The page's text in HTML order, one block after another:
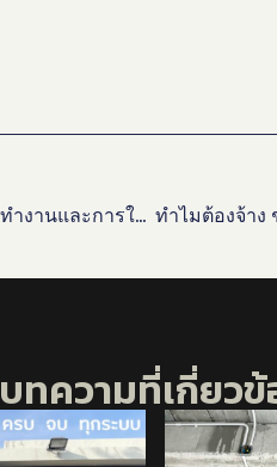
เทคโนโลยีที่ใช้ในระบบไม้กั้น: ประวัติการพัฒนาวิธีการทำงานและการใช้งาน
บทความที่เกี่ยว